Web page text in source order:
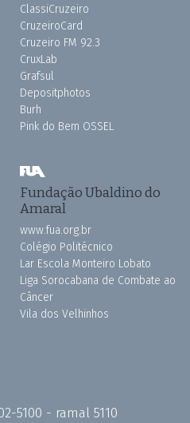
ClassiCruzeiro
CruzeiroCard
Cruzeiro FM 92.3
CruxLab
Grafsul
Depositphotos
Burh
Pink do Bem OSSEL
Fundação Ubaldino do
Amaral
www.fua.org.br
Colégio Politécnico
Lar Escola Monteiro Lobato
Liga Sorocabana de Combate ao
Câncer
Vila dos Velhinhos
5100 - ramal 5110